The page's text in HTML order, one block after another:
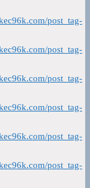
post_tag-
post_tag-
post_tag-
post_tag-
post_tag-
post_tag-